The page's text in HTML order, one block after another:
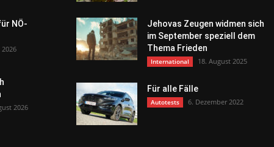
NÖ-
2026
Jehovas Zeugen widmen sich
im September speziell dem
Thema Frieden
International 18. August 2025
Für alle Fälle
Autotests 6. Dezember 2022